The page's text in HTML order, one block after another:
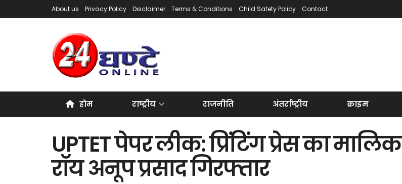
About us Privacy Policy Disclaimer Terms & Conditions Child Safety Policy Contact
होम राष्ट्रीय राजनीति अंतर्राष्ट्रीय क्राइम
UPTET पेपर लीक: प्रिंटिंग प्रेस का मालिक
रॉय अनूप प्रसाद गिरफ्तार